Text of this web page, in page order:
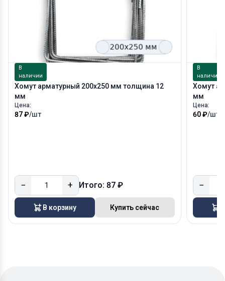
В
наличии
Хомут арматурный 200х250 мм толщина 12
мм
Цена:
87 ₽/шт
− + Итого: 87 ₽
В корзину Купить сейчас
В
наличии
Хомут
мм
Цена:
60 ₽/шт
−